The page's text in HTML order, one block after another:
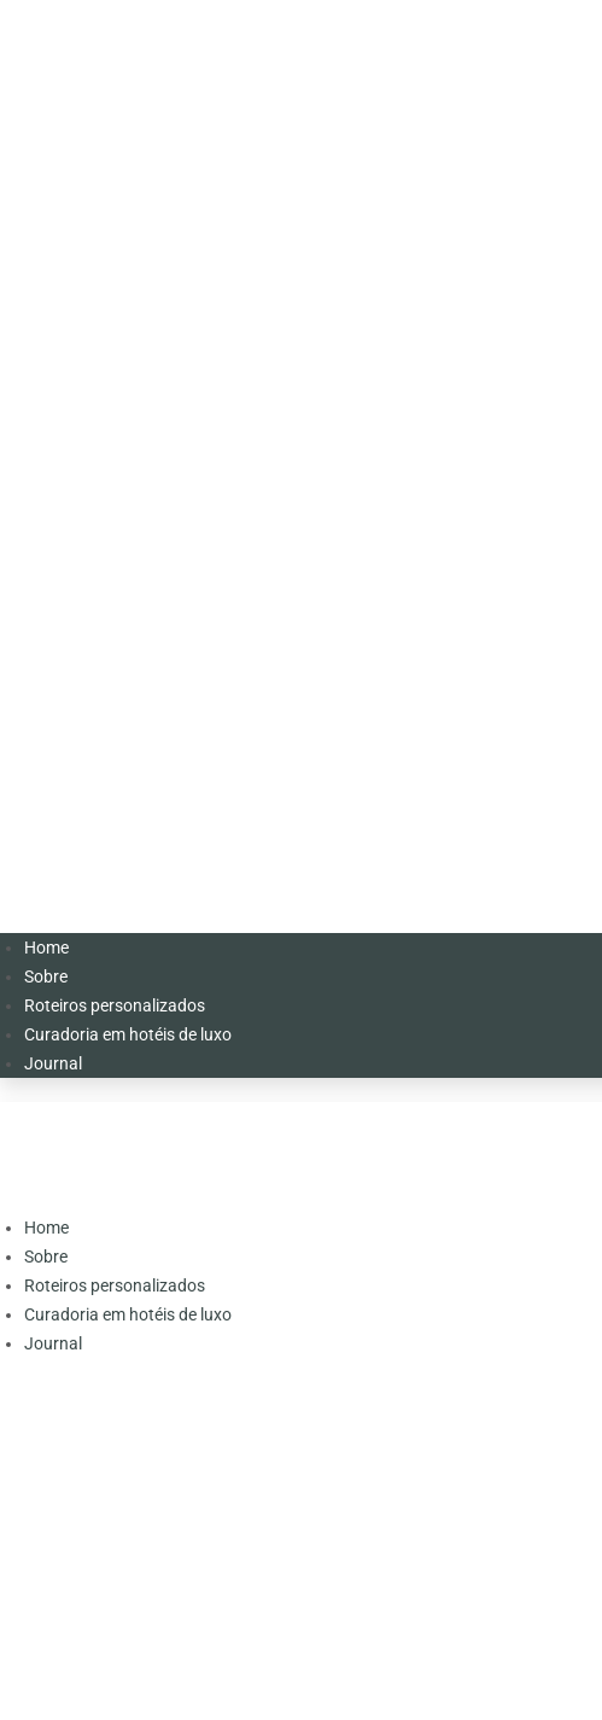
Home
Sobre
Roteiros personalizados
Curadoria em hotéis de luxo
Journal
Home
Sobre
Roteiros personalizados
Curadoria em hotéis de luxo
Journal